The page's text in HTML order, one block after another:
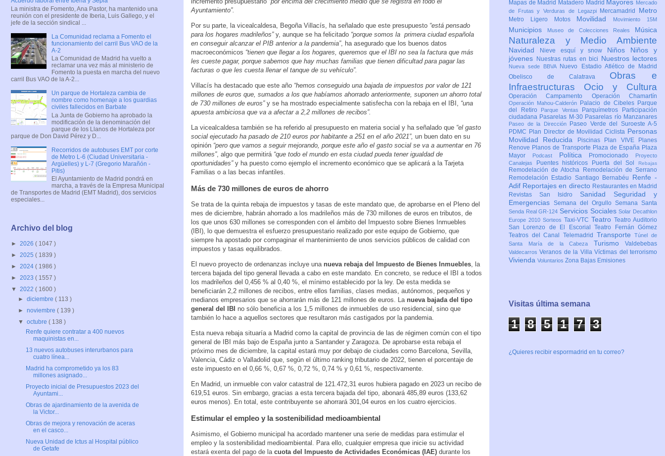
Ayuntamiento”.
Por su parte, la vicealcaldesa, Begoña Villacís, ha señalado que este presupuesto “está pensado
para los hogares madrileños”y, aunque se ha felicitado “porque somos la primera ciudad española
en conseguir alcanzar el PIB anterior a la pandemia”, ha asegurado que los buenos datos
macroeconómicos “tienen que llegar a los hogares, queremos que el IBI no sea la factura que más
les cueste pagar, porque sabemos que hay muchas familias que tienen dificultad para pagar las
facturas o que les cuesta llenar el tanque de su vehículo”.
Villacís ha destacado que este año “hemos conseguido una bajada de impuestos por valor de 121
millones de euros que, sumados a los que habíamos ahorrado anteriormente, suponen un ahorro total
de 730 millones de euros” y se ha mostrado especialmente satisfecha con la rebaja en el IBI, “una
apuesta ambiciosa que va a afectar a 2,2 millones de recibos”.
La vicealcaldesa también se ha referido al presupuesto en materia social y ha señalado que “el gasto
social ejecutado ha pasado de 210 euros por habitante a 251 en el año 2021”, un buen dato en su
opinión “pero que vamos a seguir mejorando, porque este año el gasto social se va a aumentar en 76
millones”, algo que permitirá “que todo el mundo en esta ciudad pueda tener igualdad de
oportunidades”y ha puesto como ejemplo el incremento económico que se aplicará a la Tarjeta
Familias o a las becas infantiles.
Más de 730 millones de euros de ahorro
Se trata de la quinta rebaja de impuestos y tasas de este mandato que, de aprobarse en el Pleno del
mes de diciembre, habrán ahorrado a los madrileños más de 730 millones de euros en tributos, de
los que unos 630 millones se corresponden con el ámbito del Impuesto sobre Bienes Inmuebles
(IBI), lo que demuestra el esfuerzo presupuestario realizado por este equipo de Gobierno, que
siempre ha apostado por compaginar el mantenimiento de unos servicios públicos de calidad con
impuestos y tasas equilibrados.
El nuevo proyecto de ordenanzas incluye una nueva rebaja del Impuesto de Bienes Inmuebles , la
tercera bajada del tipo general llevada a cabo en este mandato. En concreto, se reduce el IBI a todos
los madrileños del 0,456 % al 0,40 %, el mínimo establecido por la ley. De esta medida se
beneficiarán 2,2 millones de recibos, entre ellos familias, clases medias, autónomos, pequeños y
medianos empresarios que se ahorrarán más de 121 millones de euros. La nueva bajada del tipo
general del IBI no sólo beneficia a los 1,5 millones de inmuebles de uso residencial, sino que
también lo hace a aquellos sectores que resultaron más castigados por la pandemia.
Esta nueva rebaja situaría a Madrid como la capital de provincia de las de régimen común con el tipo
general de IBI más bajo de España junto a Santander y Zaragoza. De aprobarse esta rebaja el
próximo mes de diciembre, la capital estará muy por debajo de ciudades como Barcelona, Sevilla,
Valencia, Cádiz o Valladolid que, según el último ranking tributario de 2022, tienen el porcentaje de
este impuesto en el 0,66 %, 0,67 %, 0,72 %, 0,74 % y 0,61 %, respectivamente.
En Madrid, un inmueble con valor catastral de 121.472,31 euros hubiera pagado en 2023 un recibo de
619,51 euros. Sin embargo, gracias a esta tercera bajada del tipo, abonará 485,89 euros (133,62
euros menos). En total, este contribuyente se ahorrará 301,04 euros en los cuatro ejercicios.
Estimular el empleo y la sostenibilidad medioambiental
Asimismo, el Gobierno municipal ha acordado mantener una serie de medidas para estimular el
empleo y la sostenibilidad medioambiental. Para ello, cualquier empresa que inicie su actividad
estará exenta del pago de la cuota del Impuesto de Actividades Económicas (IAE) durante los
La ministra de Fomento, Ana Pastor, ha mantenido una
reunión con el presidente de Iberia, Luis Gallego, y el
jefe de la sección sindical ...
La Comunidad reclama a Fomento el
funcionamiento del carril Bus VAO de la
A-2
La Comunidad de Madrid ha vuelto a
reclamar una vez más al ministerio de
Fomento la puesta en marcha del nuevo
carril Bus VAO de la A-2...
Un parque de Hortaleza cambia de
nombre como homenaje a los guardias
civiles fallecidos en Barbate
La Junta de Gobierno ha aprobado la
modificación de la denominación del
parque de los Llanos de Hortaleza por
parque de Don David Pérez y D...
Recorridos de autobuses EMT por corte
de Metro L-6 (Ciudad Universitaria -
Argüelles) y L-7 (Gregorio Marañón -
Pitis)
El Ayuntamiento de Madrid pondrá en
marcha, a través de la Empresa Municipal
de Transportes de Madrid (EMT Madrid), dos servicios
especiales...
Archivo del blog
► 2026 ( 1047 )
► 2025 ( 1839 )
► 2024 ( 1986 )
► 2023 ( 1557 )
▼ 2022 ( 1600 )
►diciembre( 113 )
►noviembre( 139 )
▼octubre( 138 )
Renfe quiere contratar a 400 nuevos
maquinistas en...
13 nuevos autobuses interurbanos para
cuatro línea...
Madrid ha comprometido ya los 83
millones asignado...
Proyecto inicial de Presupuestos 2023 del
Ayuntami...
Obras de ajardinamiento de la avenida de
la Victor...
Obras de mejora y renovación de aceras
en el casco...
Nueva Unidad de Ictus al Hospital público
de Getafe
Mapas de Madrid Matadero Madrid Mayores Mercado
de Frutas y Verduras de Legazpi
Mercamadrid Metro
Metro Ligero Motos Movilidad Movimiento 15M
Municipios Museo de Colecciones Reales Música
Naturaleza y Medio Ambiente
Navidad Nieve esquí y snow Niños Niños y
jóvenes
Nuestras rutas en bici Nuestros lectores
Nueva sede BBVA
Nuevo Estadio Atlético de Madrid
Obelisco de Calatrava Obras e
Infraestructuras Ocio y Cultura
Operación Campamento Operación Chamartín
Operación Mahou-Calderón Palacio de Cibeles Parque
del Retiro
Parque Ventas Parquímetros
Participación
ciudadana Pasarelas M-30 Pasarelas río Manzanares
Paseo de la Dirección
Paseo Verde del Suroeste A-5
PDMC Plan Director de Movilidad Ciclista Personas
Movilidad Reducida
Piscinas Plan VIVE
Planes
Renove Planos de Transporte Plaza de España Plaza
Mayor
Podcast Política Promocionado
Proyecto
Canalejas
Puentes históricos Puerta del Sol Rebajas
Remodelación de Atocha
Remodelación de Serrano
Remodelación Estadio Santiago Bernabéu Renfe -
Adif Reportajes en directo Restaurantes en Madrid
Revistas San Isidro Sanidad Seguridad y
Emergencias Semana del Orgullo Semana Santa
Senda Real GR-124 Servicios SocialesSolar Decathlon
Europe 2010 Sorteos Taxi-VTC Teatro Teatro Auditorio
San Lorenzo de El EscorialTeatro Fernán Gómez
Teatros del Canal Telemadrid TransporteTúnel de
Santa María de la Cabeza Turismo Valdebebas
ValdecarrosVeranos de la VillaVíctimas del terrorismo
Vivienda Voluntarios Zona Bajas Emisiones
Visitas última semana
1 8 5 1 7 3
¿Quieres recibir espormadrid en tu correo?